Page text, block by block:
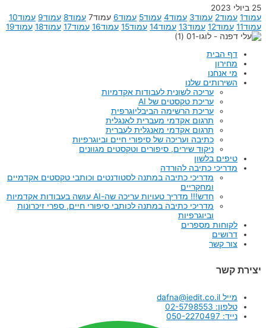
25 ביולי 2023
עמוד1 עמוד2 עמוד3 עמוד4 עמוד5 עמוד6 עמוד7 עמוד8 עמוד9 עמוד10
עמוד11 עמוד12 עמוד13 עמוד14 עמוד15 עמוד16 עמוד17 עמוד18 עמוד19
דף הבית
מחירון
מי אנחנו
השירותים שלנו
עריכה לשונית לעבודות אקדמיות
עריכת טקסטים של AI
עריכת הרשימה הביבליוגרפית
תרגום אקדמי מעברית לאנגלית
תרגום אקדמי מאנגלית לעברית
כתיבה ועריכה של סיפורי חיים וביוגרפיות
ניקוד שירים, סיפורים וטקסטים מגוונים
טיפים בלשון
מדריכי כתיבה להורדה
מדריכי כתיבה במתנה לסטודנטים וכותבי טקסטים אקדמיים
ומחקריים
חדש!!! מדריך טעויות עריכה שה-AI עושה בעבודות אקדמיות
מדריכי כתיבה במתנה לכותבי סיפורי חיים, ספרי זיכרונות
וביוגרפיות
לקוחות מספרים
דרושים
צור קשר
יצירת קשר
מייל dafna@iedit.co.il
טלפון: 02-5798553
נייד: 050-2270497